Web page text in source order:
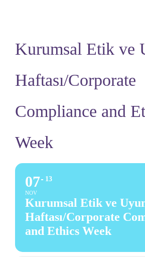
Kurumsal Etik ve
Haftası/Corporate
Compliance and
Week
07
NOV
13
Kurumsal Etik ve
Haftası/Corporate
and Ethics Week